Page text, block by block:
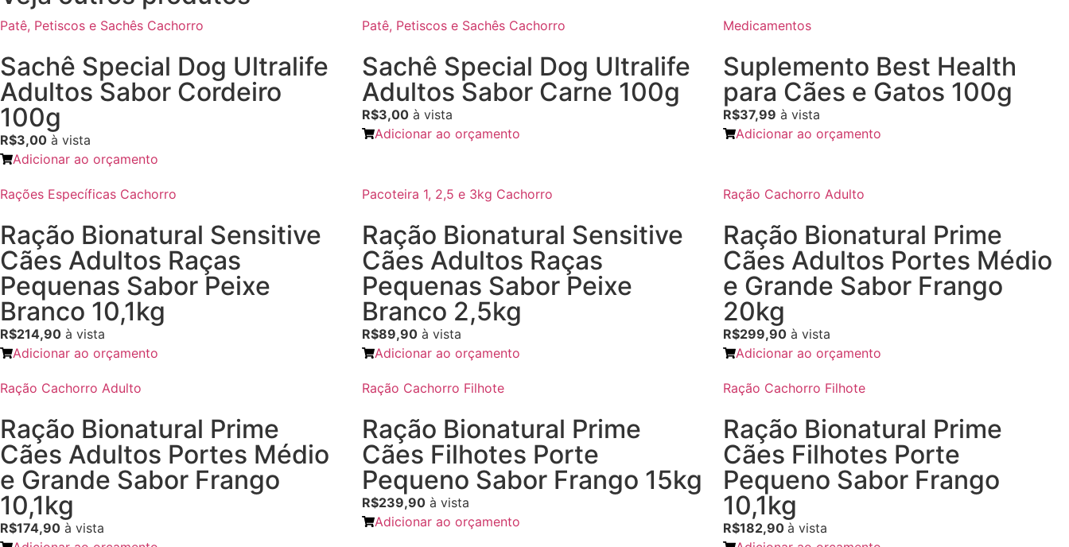
Patê, Petiscos e Sachês Cachorro
Sachê Special Dog Ultralife
Adultos Sabor Cordeiro
100g
R$3,00 à vista
Adicionar ao orçamento
Patê, Petiscos e Sachês Cachorro
Sachê Special Dog Ultralife
Adultos Sabor Carne 100g
R$3,00à vista
Adicionar ao orçamento
Medicamentos
Suplemento Best Health
para Cães e Gatos 100g
R$37,99 à vista
Adicionar ao orçamento
Rações Específicas Cachorro
Ração Bionatural Sensitive
Cães Adultos Raças
Pequenas Sabor Peixe
Branco 10,1kg
R$214,90 à vista
Adicionar ao orçamento
Pacoteira 1, 2,5 e 3kg Cachorro
Ração Bionatural Sensitive
Cães Adultos Raças
Pequenas Sabor Peixe
Branco 2,5kg
R$89,90à vista
Adicionar ao orçamento
Ração Cachorro Adulto
Ração Bionatural Prime
Cães Adultos Portes Médio
e Grande Sabor Frango
20kg
R$299,90 à vista
Adicionar ao orçamento
Ração Cachorro Adulto
Ração Bionatural Prime
Cães Adultos Portes Médio
e Grande Sabor Frango
10,1kg
R$174,90 à vista
Ração Cachorro Filhote
Ração Bionatural Prime
Cães Filhotes Porte
Pequeno Sabor Frango 15kg
R$239,90à vista
Adicionar ao orçamento
Ração Cachorro Filhote
Ração Bionatural Prime
Cães Filhotes Porte
Pequeno Sabor Frango
10,1kg
R$182,90à vista